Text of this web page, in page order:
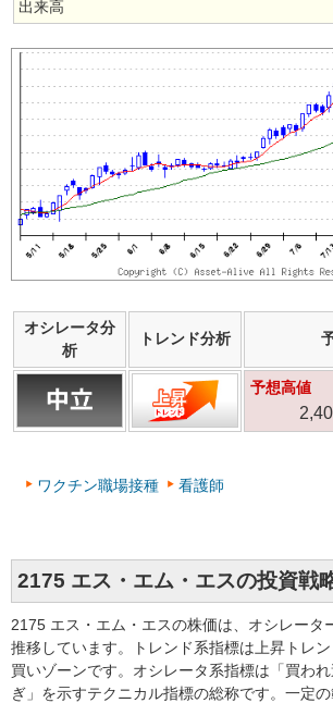
出来高
オシレータ分
析
トレンド分析
予想高値
ワクチン職場接種 看護師
2175 エス・エム・エスの投資戦
2175 エス・エム・エスの株価は、オシレータ
推移しています。トレンド系指標は上昇トレ
買いゾーンです。オシレータ系指標は「買わ
ぎ」を示すテクニカル指標の総称です。一定